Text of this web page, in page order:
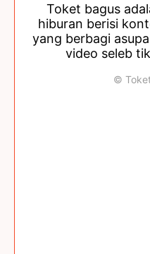
Toket bagus
hiburan berisi
yang berbagi
video seleb
©